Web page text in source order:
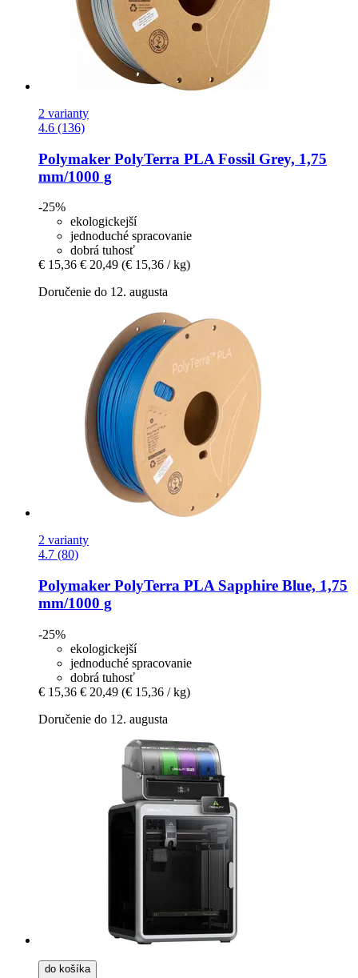
2 varianty
4.6 (136)
Polymaker PolyTerra PLA Fossil Grey, 1,75
mm/1000 g
-25%
ekologickejší
jednoduché spracovanie
dobrá tuhosť
€ 15,36 € 20,49 (€ 15,36 / kg)
Doručenie do 12. augusta
2 varianty
4.7 (80)
Polymaker PolyTerra PLA Sapphire Blue, 1,75
mm/1000 g
-25%
ekologickejší
jednoduché spracovanie
dobrá tuhosť
€ 15,36 € 20,49 (€ 15,36 / kg)
Doručenie do 12. augusta
do košíka